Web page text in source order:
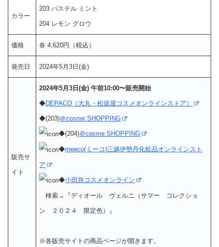
カラー
203 パステル ミント
204 レモン グロウ
価格 各 4,620円（税込）
発売日 2024年5月3日(金)
販売サ
イト
2024年5月3日(金) 午前10:00〜販売開始
◆DEPACO（大丸・松坂屋コスメオンラインストア）
◆(203)＠cosme SHOPPING
◆(204)＠cosme SHOPPING
◆meeco(ミーコ)三越伊勢丹化粧品オンラインスト
ア
◆小田急コスメオンライン
検索→『ディオール ヴェルニ（サマー コレクショ
ン ２０２４ 限定色）』
※各販売サイトの商品ページが開きます。